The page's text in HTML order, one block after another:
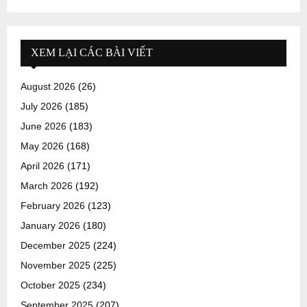
XEM LẠI CÁC BÀI VIẾT
August 2026 (26)
July 2026 (185)
June 2026 (183)
May 2026 (168)
April 2026 (171)
March 2026 (192)
February 2026 (123)
January 2026 (180)
December 2025 (224)
November 2025 (225)
October 2025 (234)